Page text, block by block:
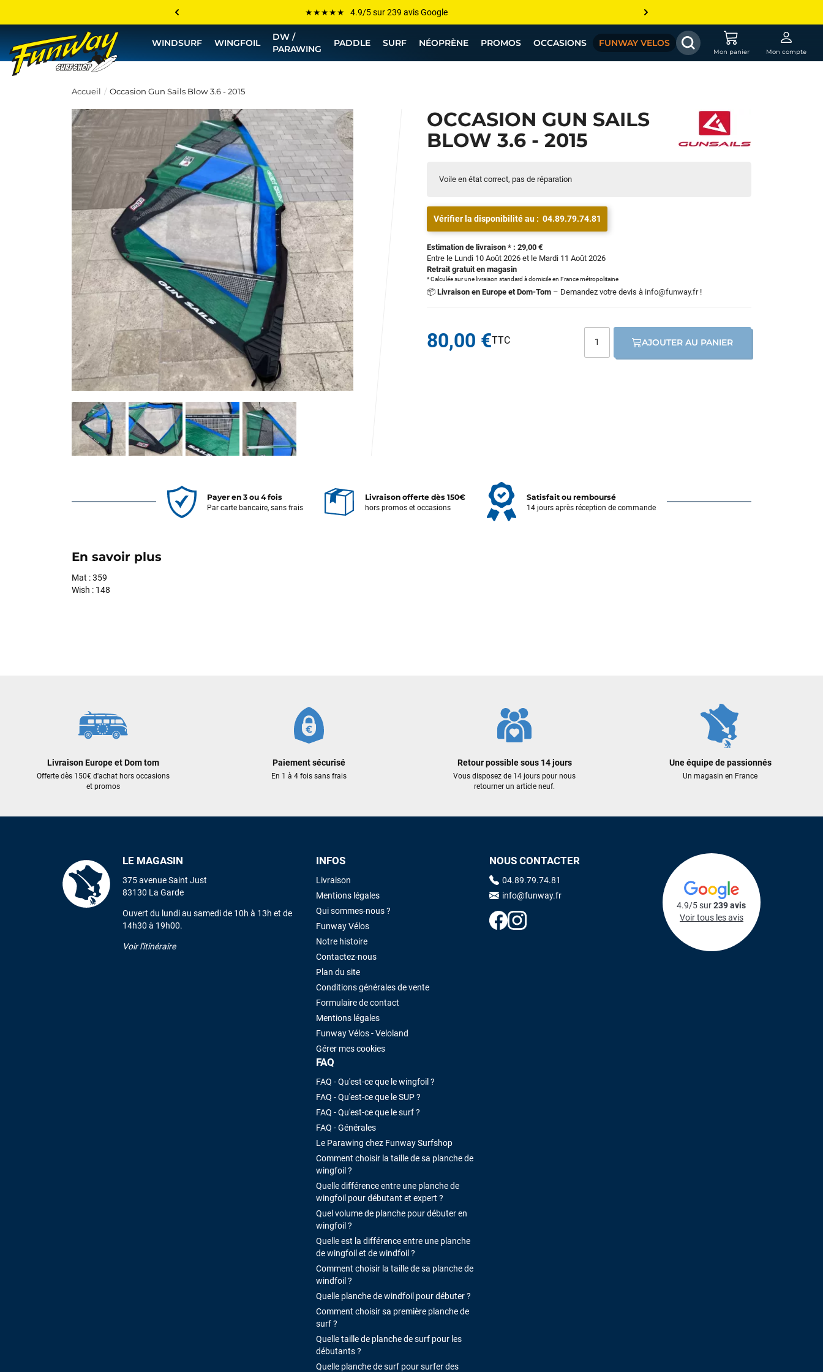
Les plus grandes marques sont chez Funway
Jusqu’à -75% de remise sur le windsurf, wingfoil, etc...
💰 Meilleur prix garanti — Moins cher ailleurs ? On s’aligne !
WINDSURF WINGFOIL
DW /
PARAWING
PADDLE SURF NÉOPRÈNE PROMOS OCCASIONS FUNWAY VELOS
Mon panier Mon compte
Accueil Occasion Gun Sails Blow 3.6 - 2015
OCCASION GUN SAILS
BLOW 3.6 - 2015
Voile en état correct, pas de réparation
Vérifier la disponibilité au : 04.89.79.74.81
Estimation de livraison * : 29,00 €
Entre le Lundi 10 Août 2026 et le Mardi 11 Août 2026
Retrait gratuit en magasin
* Calculée sur une livraison standard à domicile en France métropolitaine
📦 Livraison en Europe et Dom-Tom – Demandez votre devis à info@funway.fr!
80,00 € AJOUTER AU PANIER
Payer en 3 ou 4 fois
Par carte bancaire, sans frais
Livraison offerte dès 150€
hors promos et occasions
Satisfait ou remboursé
14 jours après réception de commande
En savoir plus
Mat : 359
Wish : 148
Livraison Europe et Dom tom
Offerte dès 150€ d'achat hors occasions
et promos
Paiement sécurisé
En 1 à 4 fois sans frais
Retour possible sous 14 jours
Vous disposez de 14 jours pour nous
retourner un article neuf.
Une équipe de passionnés
Un magasin en France
LE MAGASIN
375 avenue Saint Just
83130 La Garde
Ouvert du lundi au samedi de 10h à 13h et de
14h30 à 19h00.
Voir l'itinéraire
INFOS
Livraison
Mentions légales
Qui sommes-nous ?
Funway Vélos
Notre histoire
Contactez-nous
Plan du site
Conditions générales de vente
Formulaire de contact
Mentions légales
Funway Vélos - Veloland
Gérer mes cookies
FAQ
FAQ - Qu'est-ce que le wingfoil ?
FAQ - Qu'est-ce que le SUP ?
FAQ - Qu'est-ce que le surf ?
FAQ - Générales
Le Parawing chez Funway Surfshop
Comment choisir la taille de sa planche de
wingfoil ?
Quelle différence entre une planche de
wingfoil pour débutant et expert ?
Quel volume de planche pour débuter en
wingfoil ?
Quelle est la différence entre une planche
de wingfoil et de windfoil ?
Comment choisir la taille de sa planche de
windfoil ?
Quelle planche de windfoil pour débuter ?
Comment choisir sa première planche de
surf ?
Quelle taille de planche de surf pour les
débutants ?
Quelle planche de surf pour surfer des
NOUS CONTACTER
04.89.79.74.81
info@funway.fr
4.9/5 sur239 avis
Voir tous les avis
dans un colis propre et soigné. Plus qu’à tester ça sur l’eau ! Je
recommande vivement ce magasin pour son professionnalisme et sa
réactivité.
Sébastien BACHELIER
il y a un mois
Cela faisait 6 mois que je galérais à remplacer ma board eux m'ont
Maronui RICHMOND
il y a 3 mois
J'ai acheté une voile d'occasion depuis Tahiti. Super service. L'envoi a
été rapide. La voile est arrivée en super état. Mauruuru roa.
VOIR TOUS LES AVIS